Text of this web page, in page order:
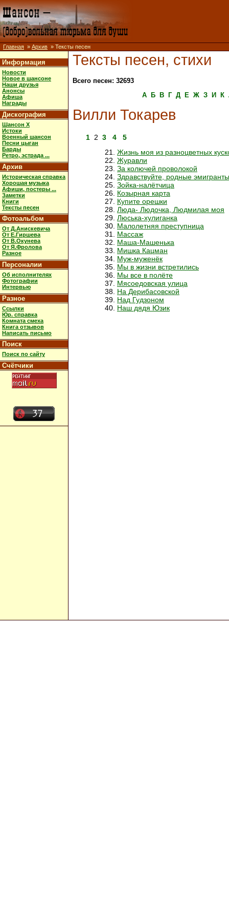
Главная » Архив » Тексты песен
Информация
Новости
Новое в шансоне
Наши друзья
Анонсы
Афиша
Награды
Дискография
Шансон X
Истоки
Военный шансон
Песни цыган
Барды
Ретро, эстрада ...
Архив
Историческая справка
Хорошая музыка
Афиши, постеры ...
Заметки
Книги
Тексты песен
Фотоальбом
От Д.Анискевича
От Е.Гиршева
От В.Окунева
От Я.Фролова
Разное
Персоналии
Об исполнителях
Фотографии
Интервью
Разное
Ссылки
Юр. справка
Комната смеха
Книга отзывов
Написать письмо
Поиск
Поиск по сайту
Счётчики
Тексты песен, стихи
Всего песен: 32693
А
Б В Г Д Е Ж З И К
Вилли Токарев
1 2 3 4
5
Жизнь моя из разноцветных
Журавли
За колючей проволокой
Здравствуйте, родные эмигранты
Зойка-налётчица
Козырная карта
Купите орешки
Люда- Людочка, Людмилая моя
Люська-хулиганка
Малолетняя преступница
Массаж
Маша-Машенька
Мишка Кацман
Муж-муженёк
Мы в жизни встретились
Мы все в полёте
Мясоедовская улица
На Дерибасовской
Над Гудзоном
Наш дядя Юзик